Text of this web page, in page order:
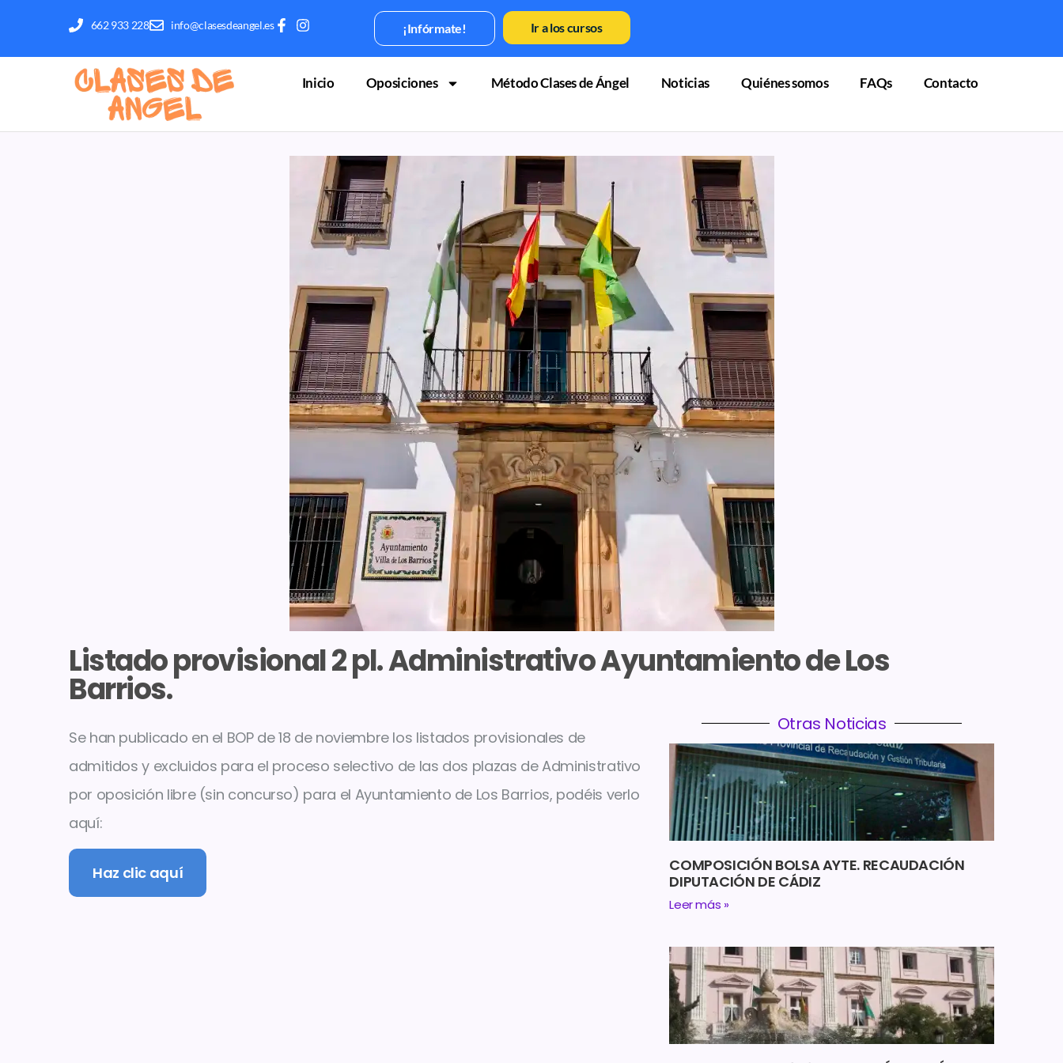
662 933 228 info@clasesdeangel.es ¡Infórmate! Ir a los cursos
Inicio Oposiciones Método Clases de Ángel Noticias Quiénes somos FAQs Contacto
Listado provisional 2 pl. Administrativo Ayuntamiento de Los
Barrios.
Se han publicado en el BOP de 18 de noviembre los listados provisionales de
admitidos y excluidos para el proceso selectivo de las dos plazas de Administrativo
por oposición libre (sin concurso) para el Ayuntamiento de Los Barrios, podéis verlo
aquí:
Haz clic aquí
Otras Noticias
COMPOSICIÓN BOLSA AYTE. RECAUDACIÓN
DIPUTACIÓN DE CÁDIZ
Leer más »